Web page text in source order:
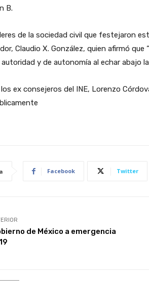
B.
de la sociedad civil que festejaron
Claudio X. González, quien afirmó
y de autonomía al echar abajo
ex consejeros del INE, Lorenzo
Facebook Twitter
de México a emergencia